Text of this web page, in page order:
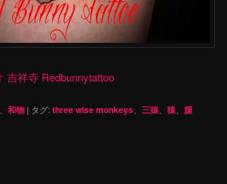
吉祥寺 Redbunnytattoo
和物 | タグ:three wise monkeys 三猿 猿 腿